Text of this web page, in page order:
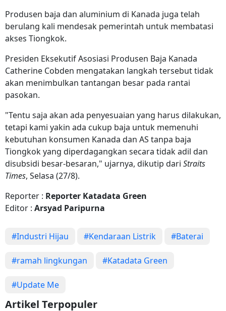
Produsen baja dan aluminium di Kanada juga telah
berulang kali mendesak pemerintah untuk membatasi
akses Tiongkok.
Presiden Eksekutif Asosiasi Produsen Baja Kanada
Catherine Cobden mengatakan langkah tersebut tidak
akan menimbulkan tantangan besar pada rantai
pasokan.
"Tentu saja akan ada penyesuaian yang harus dilakukan,
tetapi kami yakin ada cukup baja untuk memenuhi
kebutuhan konsumen Kanada dan AS tanpa baja
Tiongkok yang diperdagangkan secara tidak adil dan
disubsidi besar-besaran," ujarnya, dikutip dari Straits
Times, Selasa (27/8).
Reporter : Reporter Katadata Green
Editor : Arsyad Paripurna
#Industri Hijau #Kendaraan Listrik #Baterai
#ramah lingkungan #Katadata Green
#Update Me
Artikel Terpopuler